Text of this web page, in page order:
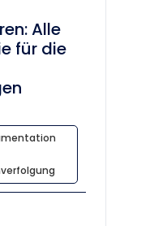
Alle
für die